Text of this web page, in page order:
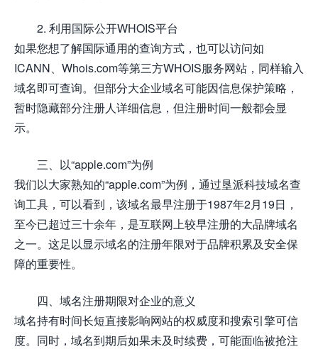
2. 利用国际公开WHOIS平台
如果您想了解国际通用的查询方式，也可以访问如
ICANN、Whois.com等第三方WHOIS服务网站，同样输入
域名即可查询。但部分大企业域名可能因信息保护策略，
暂时隐藏部分注册人详细信息，但注册时间一般都会显
示。
三、以“apple.com”为例
我们以大家熟知的“apple.com”为例，通过垦派科技域名查
询工具，可以看到，该域名最早注册于1987年2月19日，
至今已超过三十余年，是互联网上较早注册的大品牌域名
之一。这足以显示域名的注册年限对于品牌积累及安全保
障的重要性。
四、域名注册期限对企业的意义
域名持有时间长短直接影响网站的权威度和搜索引擎可信
度。同时，域名到期后如果未及时续费，可能面临被抢注